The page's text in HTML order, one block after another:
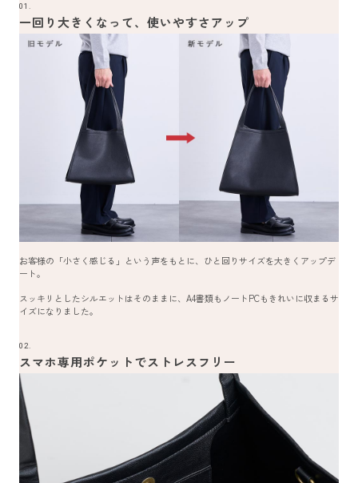
01.
一回り大きくなって、使いやすさアップ
お客様の「小さく感じる」という声をもとに、ひと回りサイズを大きくアップデ
ート。
スッキリとしたシルエットはそのままに、A4書類もノートPCもきれいに収まるサ
イズになりました。
02.
スマホ専用ポケットでストレスフリー